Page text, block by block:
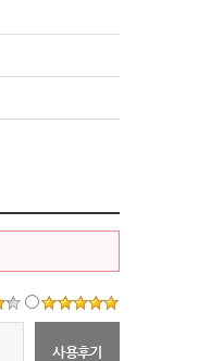
사용후기